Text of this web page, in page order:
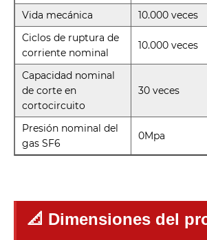
Vida mecánica
10.000 veces
Ciclos de ruptura de
corriente nominal
10.000 veces
Capacidad nominal
de corte en
cortocircuito
30 veces
Presión nominal del
gas SF6
0Mpa
📐 Dimensiones del